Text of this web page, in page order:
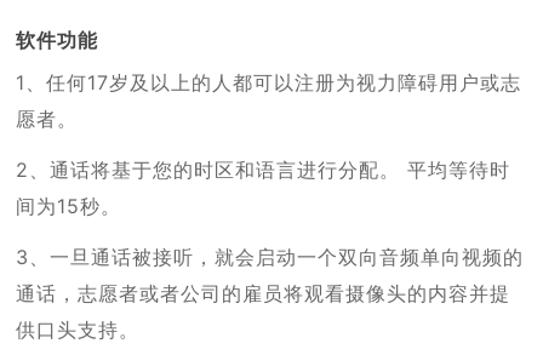
软件功能
1、任何17岁及以上的人都可以注册为视力障碍用户或志
愿者。
2、通话将基于您的时区和语言进行分配。 平均等待时
间为15秒。
3、一旦通话被接听，就会启动一个双向音频单向视频的
通话，志愿者或者公司的雇员将观看摄像头的内容并提
供口头支持。